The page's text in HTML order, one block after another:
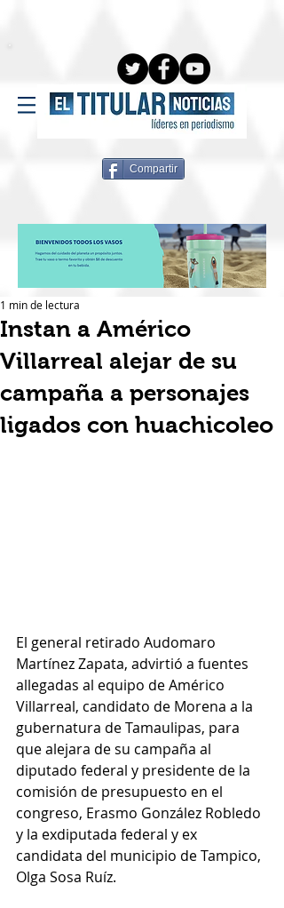
Compartir
Instan a Américo
Villarreal alejar de su
campaña a personajes
ligados con huachicoleo
1 min de lectura
El general retirado Audomaro
Martínez Zapata, advirtió a fuentes
allegadas al equipo de Américo
Villarreal, candidato de Morena a la
gubernatura de Tamaulipas, para
que alejara de su campaña al
diputado federal y presidente de la
comisión de presupuesto en el
congreso, Erasmo González Robledo
y la exdiputada federal y ex
candidata del municipio de Tampico,
Olga Sosa Ruíz.